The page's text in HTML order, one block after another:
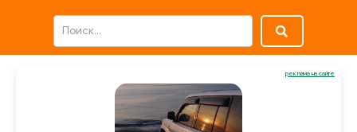
реклама на сайте